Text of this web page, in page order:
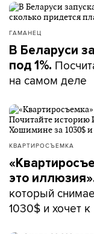
ГАМАНЕЦ
В Беларуси
под 1%.
на самом деле
КВАРТИРОСЪЕМКА
это
который
1030$ и хочет